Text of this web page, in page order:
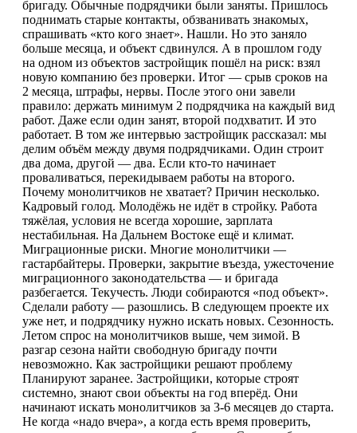
бригаду. Обычные подрядчики были заняты. Пришлось
поднимать старые контакты, обзванивать знакомых,
спрашивать «кто кого знает». Нашли. Но это заняло
больше месяца, и объект сдвинулся. А в прошлом году
на одном из объектов застройщик пошёл на риск: взял
новую компанию без проверки. Итог — срыв сроков на
2 месяца, штрафы, нервы. После этого они завели
правило: держать минимум 2 подрядчика на каждый вид
работ. Даже если один занят, второй подхватит. И это
работает. В том же интервью застройщик рассказал: мы
делим объём между двумя подрядчиками. Один строит
два дома, другой — два. Если кто-то начинает
проваливаться, перекидываем работы на второго.
Почему монолитчиков не хватает? Причин несколько.
Кадровый голод. Молодёжь не идёт в стройку. Работа
тяжёлая, условия не всегда хорошие, зарплата
нестабильная. На Дальнем Востоке ещё и климат.
Миграционные риски. Многие монолитчики —
гастарбайтеры. Проверки, закрытие въезда, ужесточение
миграционного законодательства — и бригада
разбегается. Текучесть. Люди собираются «под объект».
Сделали работу — разошлись. В следующем проекте их
уже нет, и подрядчику нужно искать новых. Сезонность.
Летом спрос на монолитчиков выше, чем зимой. В
разгар сезона найти свободную бригаду почти
невозможно. Как застройщики решают проблему
Планируют заранее. Застройщики, которые строят
системно, знают свои объекты на год вперёд. Они
начинают искать монолитчиков за 3-6 месяцев до старта.
Не когда «надо вчера», а когда есть время проверить,